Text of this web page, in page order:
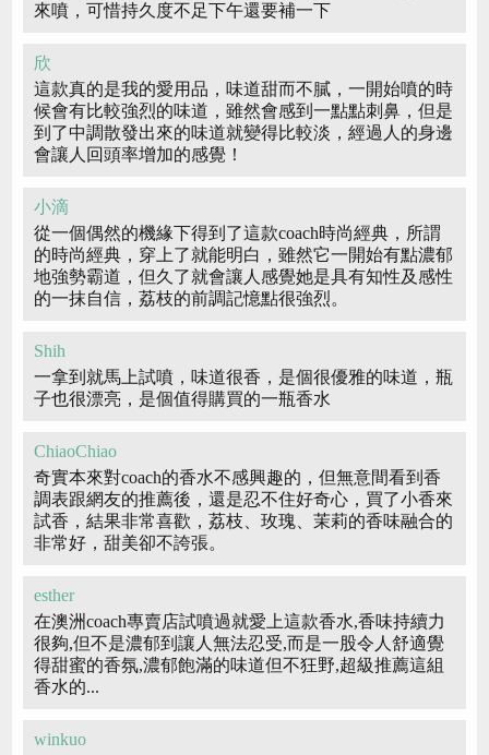
來噴，可惜持久度不足下午還要補一下
欣
這款真的是我的愛用品，味道甜而不膩，一開始噴的時
候會有比較強烈的味道，雖然會感到一點點刺鼻，但是
到了中調散發出來的味道就變得比較淡，經過人的身邊
會讓人回頭率增加的感覺！
小滴
從一個偶然的機緣下得到了這款coach時尚經典，所謂
的時尚經典，穿上了就能明白，雖然它一開始有點濃郁
地強勢霸道，但久了就會讓人感覺她是具有知性及感性
的一抹自信，荔枝的前調記憶點很強烈。
Shih
一拿到就馬上試噴，味道很香，是個很優雅的味道，瓶
子也很漂亮，是個值得購買的一瓶香水
ChiaoChiao
奇實本來對coach的香水不感興趣的，但無意間看到香
調表跟網友的推薦後，還是忍不住好奇心，買了小香來
試香，結果非常喜歡，荔枝、玫瑰、茉莉的香味融合的
非常好，甜美卻不誇張。
esther
在澳洲coach專賣店試噴過就愛上這款香水,香味持續力
很夠,但不是濃郁到讓人無法忍受,而是一股令人舒適覺
得甜蜜的香氛,濃郁飽滿的味道但不狂野,超級推薦這組
香水的...
winkuo